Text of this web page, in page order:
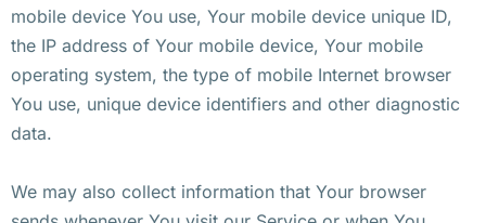
mobile device You use, Your mobile device unique ID,
the IP address of Your mobile device, Your mobile
operating system, the type of mobile Internet browser
You use, unique device identifiers and other diagnostic
data.
We may also collect information that Your browser